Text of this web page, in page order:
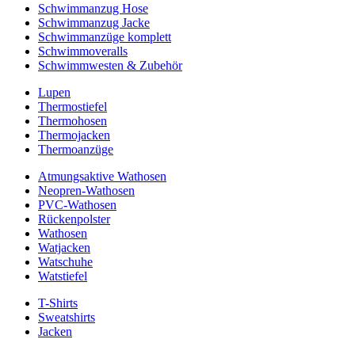
Schwimmanzug Hose
Schwimmanzug Jacke
Schwimmanzüge komplett
Schwimmoveralls
Schwimmwesten & Zubehör
Lupen
Thermostiefel
Thermohosen
Thermojacken
Thermoanzüge
Atmungsaktive Wathosen
Neopren-Wathosen
PVC-Wathosen
Rückenpolster
Wathosen
Watjacken
Watschuhe
Watstiefel
T-Shirts
Sweatshirts
Jacken